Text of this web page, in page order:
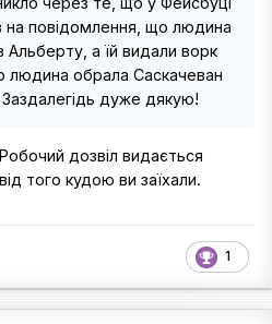
на повідомлення, що людина
Альберту, а їй видали ворк
людина обрала Саскачеван
Заздалегідь дуже дякую!
дозвіл видається
того кудою ви заїхали.
1